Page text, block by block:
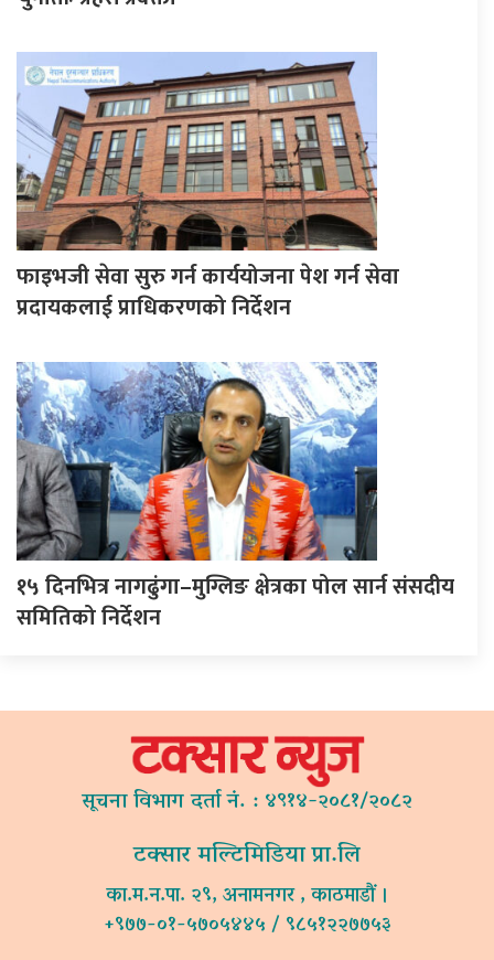
फाइभजी सेवा सुरु गर्न कार्ययोजना पेश गर्न सेवा
प्रदायकलाई प्राधिकरणको निर्देशन
१५ दिनभित्र नागढुंगा–मुग्लिङ क्षेत्रका पोल सार्न संसदीय
समितिको निर्देशन
सूचना विभाग दर्ता नं. : ४९१४-२०८१/२०८२
टक्सार मल्टिमिडिया प्रा.लि
का.म.न.पा. २९, अनामनगर , काठमाडौं ।
+९७७-०१-५७०५४४५ / ९८५१२२७७५३